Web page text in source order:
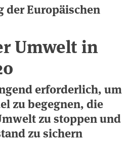
der Europäischen
Umwelt in
erforderlich, um
zu begegnen, die
zu stoppen und
zu sichern